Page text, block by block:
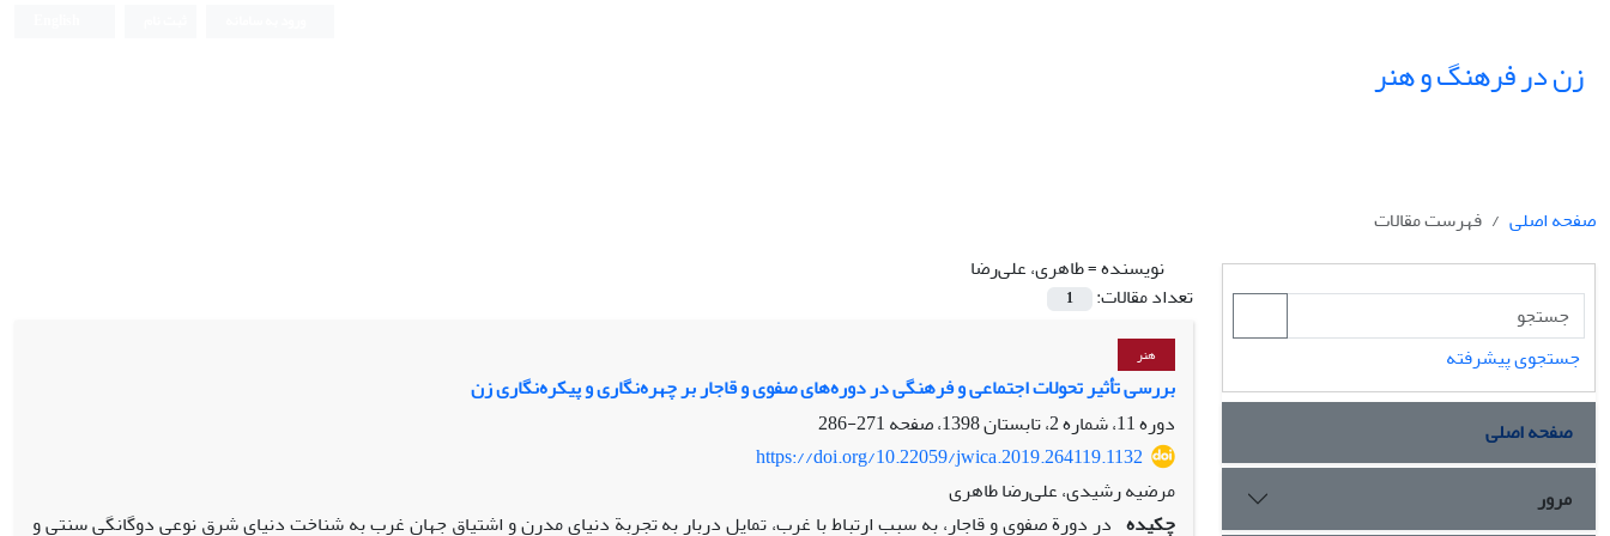
زن در فرهنگ و هنر
صفحه اصلی
فهرست مقالات
نویسنده =طاهری، علی‌رضا
تعداد مقالات:
1
هنر
بررسی تأثیر تحولات اجتماعی و فرهنگی در دوره‌های صفوی و قاجار بر چهره‌نگاری و پیکره‌نگاری زن
دوره 11، شماره 2، تابستان 1398، صفحه
271-286
https://doi.org/10.22059/jwica.2019.264119.1132
مرضیه رشیدی، علی‌رضا طاهری
چکیده در دورة صفوی و قاجار، به سبب ارتباط با غرب، تمایل دربار به تجربة دنیای مدرن و اشتیاق جهان غرب به شناخت دنیای شرق نوعی دوگانگی سنتی و
جستجوی پیشرفته
صفحه اصلی
مرور